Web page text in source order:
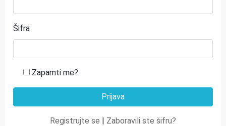
Šifra
Zapamti me?
Registrujte se | Zaboravili ste šifru?